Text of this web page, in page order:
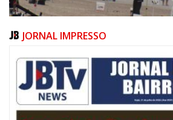
06/08/2026 | 07:00
Festival de Pesca de Praia vai celebrar o
JORNAL IMPRESSO